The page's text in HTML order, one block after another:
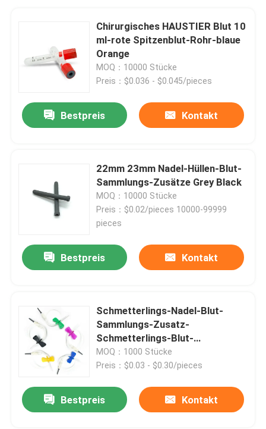
Chirurgisches HAUSTIER Blut 10
ml-rote Spitzenblut-Rohr-blaue
Orange
MOQ：10000 Stücke
Preis：$0.036 - $0.045/pieces
Bestpreis Kontakt
22mm 23mm Nadel-Hüllen-Blut-
Sammlungs-Zusätze Grey Black
MOQ：10000 Stücke
Preis：$0.02/pieces 10000-99999
pieces
Bestpreis Kontakt
Schmetterlings-Nadel-Blut-
Sammlungs-Zusatz-
Schmetterlings-Blut-
Sammlungs-Satz 18g 25g
MOQ：1000 Stücke
Preis：$0.03 - $0.30/pieces
Bestpreis Kontakt